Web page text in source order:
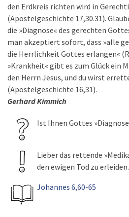
den Erdkreis richten wird in
(Apostelgeschichte 17,30.31).
die »Diagnose« des gerechten
man akzeptiert sofort, dass »alle
die Herrlichkeit Gottes erlangen«
»Krankheit« gibt es zum Glück ein
den Herrn Jesus, und du wirst
(Apostelgeschichte 16,31).
Gerhard Kimmich
Ist Ihnen Gottes
Lieber das rettende
den ewigen Tod zu erleiden.
Johannes 6,60-65